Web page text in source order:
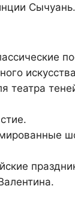
Сычуань.
театра